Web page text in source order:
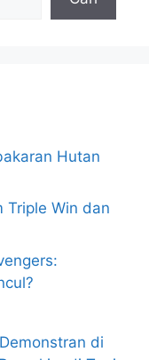
Hutan
Triple Win dan
di